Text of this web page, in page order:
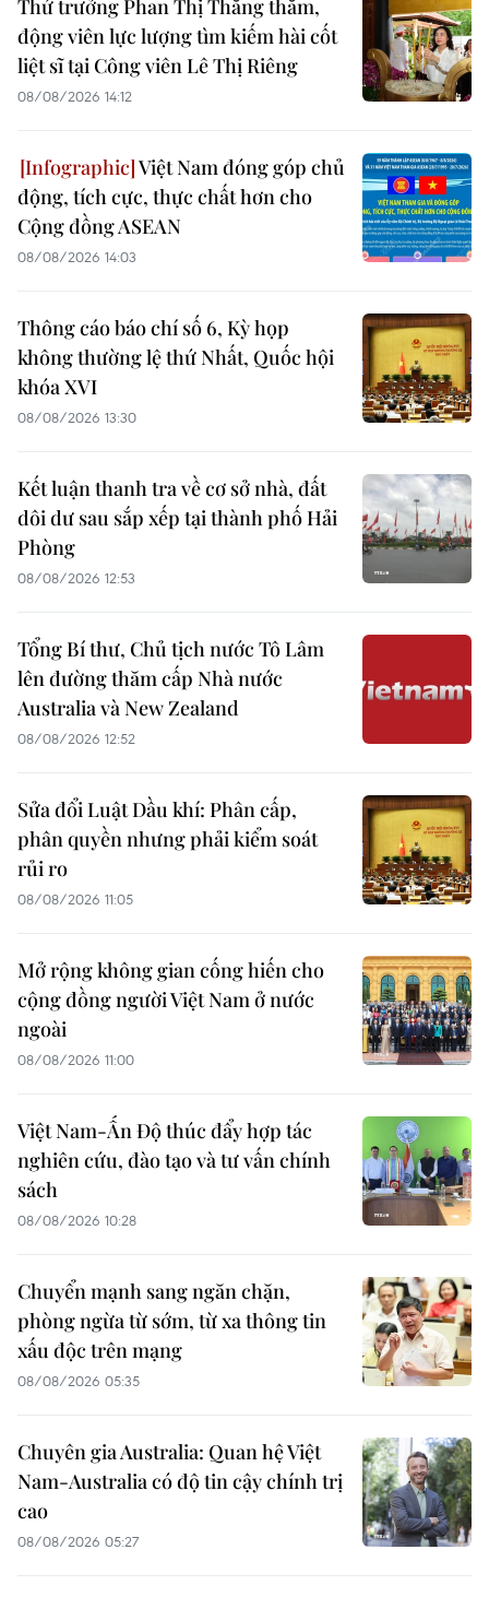
Thứ trưởng Phan Thị Thắng thăm,
động viên lực lượng tìm kiếm hài cốt
liệt sĩ tại Công viên Lê Thị Riêng
08/08/2026 14:12
Việt Nam đóng góp chủ
động, tích cực, thực chất hơn cho
Cộng đồng ASEAN
08/08/2026 14:03
Thông cáo báo chí số 6, Kỳ họp
không thường lệ thứ Nhất, Quốc hội
khóa XVI
08/08/2026 13:30
Kết luận thanh tra về cơ sở nhà, đất
dôi dư sau sắp xếp tại thành phố Hải
Phòng
08/08/2026 12:53
Tổng Bí thư, Chủ tịch nước Tô Lâm
lên đường thăm cấp Nhà nước
Australia và New Zealand
08/08/2026 12:52
Sửa đổi Luật Dầu khí: Phân cấp,
phân quyền nhưng phải kiểm soát
rủi ro
08/08/2026 11:05
Mở rộng không gian cống hiến cho
cộng đồng người Việt Nam ở nước
ngoài
08/08/2026 11:00
Việt Nam-Ấn Độ thúc đẩy hợp tác
nghiên cứu, đào tạo và tư vấn chính
sách
08/08/2026 10:28
Chuyển mạnh sang ngăn chặn,
phòng ngừa từ sớm, từ xa thông tin
xấu độc trên mạng
08/08/2026 05:35
Chuyên gia Australia: Quan hệ Việt
Nam-Australia có độ tin cậy chính trị
cao
08/08/2026 05:27